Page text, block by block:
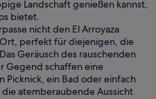
n
s
t
e
r
g
e
ö
n
u
e
n
F
e
n
Landschaft genießen kannst,
bietet.
nicht den El Arroyaza
perfekt für diejenigen, die
Geräusch des rauschenden
Gegend schaffen eine
Picknick, ein Bad oder einfach
atemberaubende Aussicht